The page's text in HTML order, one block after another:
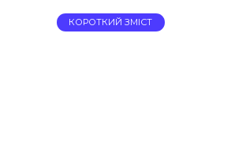
КОРОТКИЙ ЗМІСТ